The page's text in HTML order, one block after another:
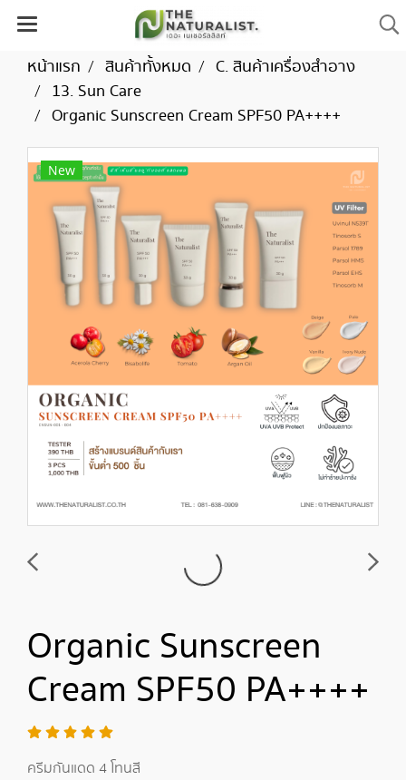
หน้าแรก สินค้าทั้งหมด
C. สินค้าเครื่องสำอาง
13. Sun Care
Organic Sunscreen Cream SPF50 PA++++
New
Organic Sunscreen
Cream SPF50 PA++++
ครีมกันแดด 4 โทนสี